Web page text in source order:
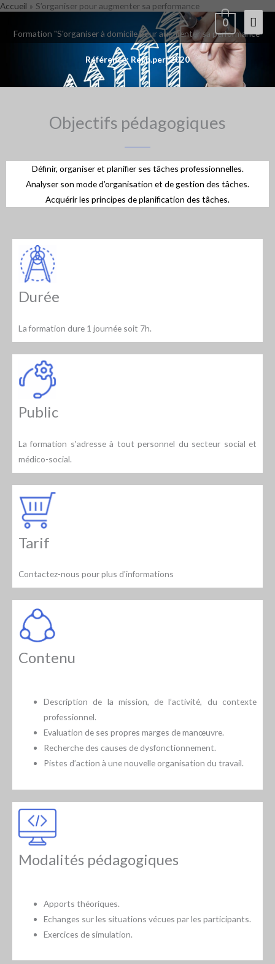
Aller
contenu
0
Accueil S’organiser pour augmenter sa performance
Formation "S'organiser à domicile pour augmenter sa performance"
Référence: Ref.p.perf.2020
Objectifs pédagogiques
Définir, organiser et planifier ses tâches professionnelles.
Analyser son mode d’organisation et de gestion des tâches.
Acquérir les principes de planification des tâches.
Durée
La formation dure 1 journée soit 7h.
Public
La formation s'adresse à tout personnel du secteur social et
médico-social.
Tarif
Contactez-nous pour plus d'informations
Contenu
Description de la mission, de l’activité, du contexte
professionnel.
Evaluation de ses propres marges de manœuvre.
Recherche des causes de dysfonctionnement.
Pistes d’action à une nouvelle organisation du travail.
Modalités pédagogiques
Apports théoriques.
Echanges sur les situations vécues par les participants.
Exercices de simulation.